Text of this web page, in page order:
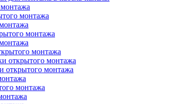
монтажа
монтажа
монтажа
открытого монтажа
открытого монтажа
монтажа